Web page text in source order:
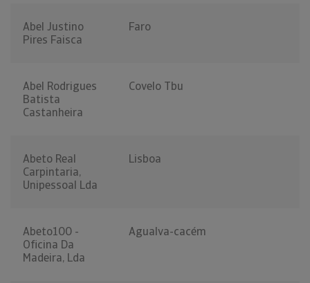
Abel Justino
Pires Faisca
Faro
Abel Rodrigues
Batista
Castanheira
Covelo Tbu
Abeto Real
Carpintaria,
Unipessoal Lda
Lisboa
Abeto100 -
Oficina Da
Madeira, Lda
Agualva-cacém